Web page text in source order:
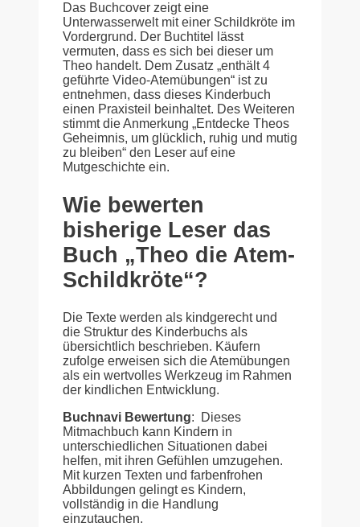
Das Buchcover zeigt eine
Unterwasserwelt mit einer Schildkröte im
Vordergrund. Der Buchtitel lässt
vermuten, dass es sich bei dieser um
Theo handelt. Dem Zusatz „enthält 4
geführte Video-Atemübungen“ ist zu
entnehmen, dass dieses Kinderbuch
einen Praxisteil beinhaltet. Des Weiteren
stimmt die Anmerkung „Entdecke Theos
Geheimnis, um glücklich, ruhig und mutig
zu bleiben“ den Leser auf eine
Mutgeschichte ein.
Wie bewerten
bisherige Leser das
Buch „Theo die Atem-
Schildkröte“?
Die Texte werden als kindgerecht und
die Struktur des Kinderbuchs als
übersichtlich beschrieben. Käufern
zufolge erweisen sich die Atemübungen
als ein wertvolles Werkzeug im Rahmen
der kindlichen Entwicklung.
Buchnavi Bewertung: Dieses
Mitmachbuch kann Kindern in
unterschiedlichen Situationen dabei
helfen, mit ihren Gefühlen umzugehen.
Mit kurzen Texten und farbenfrohen
Abbildungen gelingt es Kindern,
vollständig in die Handlung
einzutauchen.